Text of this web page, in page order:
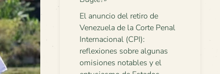
El anuncio del retiro de
Venezuela de la Corte Penal
Internacional (CPI):
reflexiones sobre algunas
omisiones notables y el